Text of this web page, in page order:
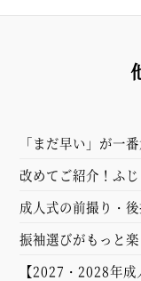
「まだ早い」が一
振袖選び完全ガイド
改めてご紹介！ふ
めました
成人式の前撮り・
しくなった撮影ス
振袖選びがもっと
着体験してみませ
【2027・2028年